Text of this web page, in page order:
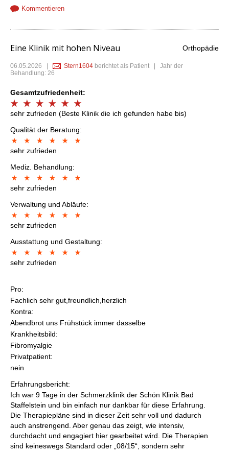
Kommentieren
Eine Klinik mit hohen Niveau Orthopädie
06.05.2026 Stern1604 berichtet als Patient | Jahr der
Behandlung: 26
Gesamtzufriedenheit:
sehr zufrieden (Beste Klinik die ich gefunden habe bis)
Qualität der Beratung:
sehr zufrieden
Mediz. Behandlung:
sehr zufrieden
Verwaltung und Abläufe:
sehr zufrieden
Ausstattung und Gestaltung:
sehr zufrieden
Pro:
Fachlich sehr gut,freundlich,herzlich
Kontra:
Abendbrot uns Frühstück immer dasselbe
Krankheitsbild:
Fibromyalgie
Privatpatient:
nein
Erfahrungsbericht:
Ich war 9 Tage in der Schmerzklinik der Schön Klinik Bad
Staffelstein und bin einfach nur dankbar für diese Erfahrung.
Die Therapiepläne sind in dieser Zeit sehr voll und dadurch
auch anstrengend. Aber genau das zeigt, wie intensiv,
durchdacht und engagiert hier gearbeitet wird. Die Therapien
sind keineswegs Standard oder „08/15“, sondern sehr